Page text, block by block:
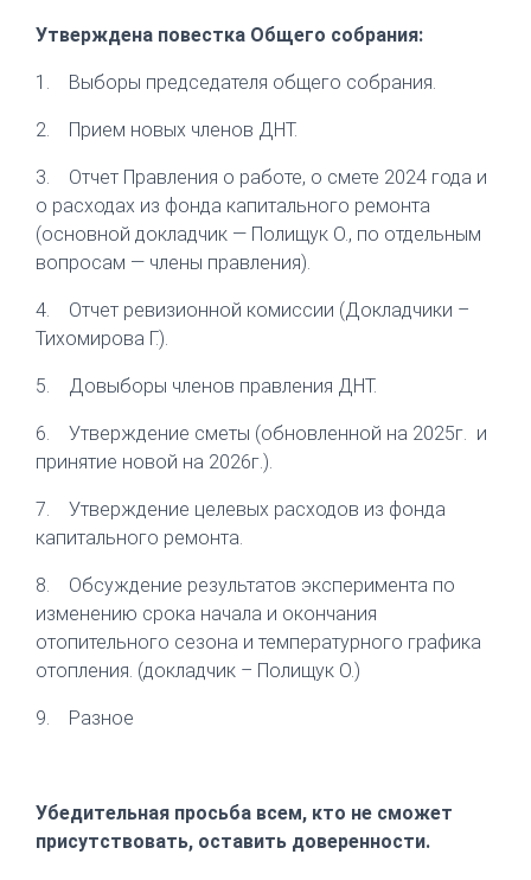
Утверждена повестка Общего собрания:
1. Выборы председателя общего собрания.
2. Прием новых членов ДНТ.
3.
Отчет Правления о работе, о смете 2024 года и
о расходах из фонда капитального ремонта
(основной докладчик — Полищук О., по отдельным
вопросам — члены правления).
4.
Отчет ревизионной комиссии (Докладчики –
Тихомирова Г.).
5. Довыборы членов правления ДНТ.
6.
Утверждение сметы (обновленной на 2025г. и
принятие новой на 2026г.).
7.
Утверждение целевых расходов из фонда
капитального ремонта.
8.
Обсуждение результатов эксперимента по
изменению срока начала и окончания
отопительного сезона и температурного графика
отопления. (докладчик – Полищук О.)
9. Разное
Убедительная просьба всем, кто не сможет
присутствовать, оставить доверенности.